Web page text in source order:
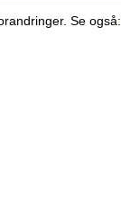
Se også: